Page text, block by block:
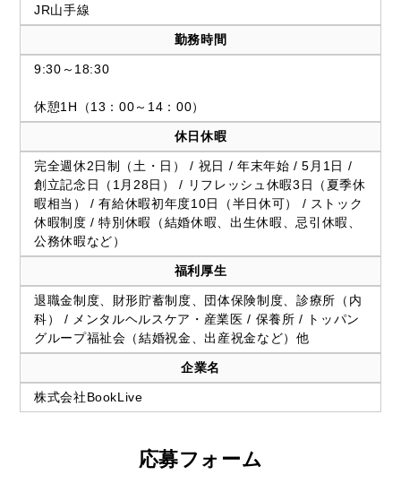
JR山手線
勤務時間
9:30～18:30
休憩1H（13：00～14：00）
休日休暇
完全週休2日制（土・日） / 祝日 / 年末年始 / 5月1日 /
創立記念日（1月28日） / リフレッシュ休暇3日（夏季休
暇相当） / 有給休暇初年度10日（半日休可） / ストック
休暇制度 / 特別休暇（結婚休暇、出生休暇、忌引休暇、
公務休暇など）
福利厚生
退職金制度、財形貯蓄制度、団体保険制度、診療所（内
科） / メンタルヘルスケア・産業医 / 保養所 / トッパン
グループ福祉会（結婚祝金、出産祝金など）他
企業名
株式会社BookLive
応募フォーム